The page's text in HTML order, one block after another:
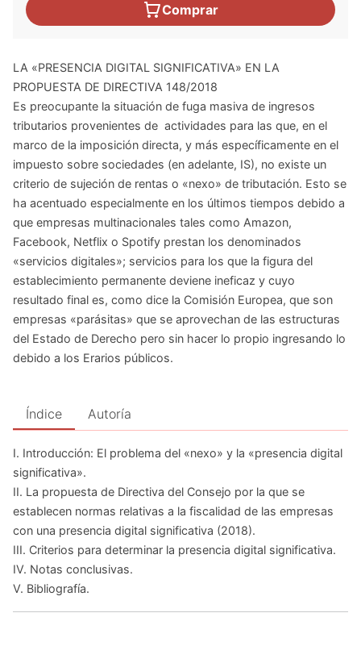
Comprar
LA «PRESENCIA DIGITAL SIGNIFICATIVA» EN LA
PROPUESTA DE DIRECTIVA 148/2018
Es preocupante la situación de fuga masiva de ingresos
tributarios provenientes de actividades para las que, en el
marco de la imposición directa, y más específicamente en el
impuesto sobre sociedades (en adelante, IS), no existe un
criterio de sujeción de rentas o «nexo» de tributación. Esto se
ha acentuado especialmente en los últimos tiempos debido a
que empresas multinacionales tales como Amazon,
Facebook, Netflix o Spotify prestan los denominados
«servicios digitales»; servicios para los que la figura del
establecimiento permanente deviene ineficaz y cuyo
resultado final es, como dice la Comisión Europea, que son
empresas «parásitas» que se aprovechan de las estructuras
del Estado de Derecho pero sin hacer lo propio ingresando lo
debido a los Erarios públicos.
Índice Autoría
I. Introducción: El problema del «nexo» y la «presencia digital
significativa».
II. La propuesta de Directiva del Consejo por la que se
establecen normas relativas a la fiscalidad de las empresas
con una presencia digital significativa (2018).
III. Criterios para determinar la presencia digital significativa.
IV. Notas conclusivas.
V. Bibliografía.